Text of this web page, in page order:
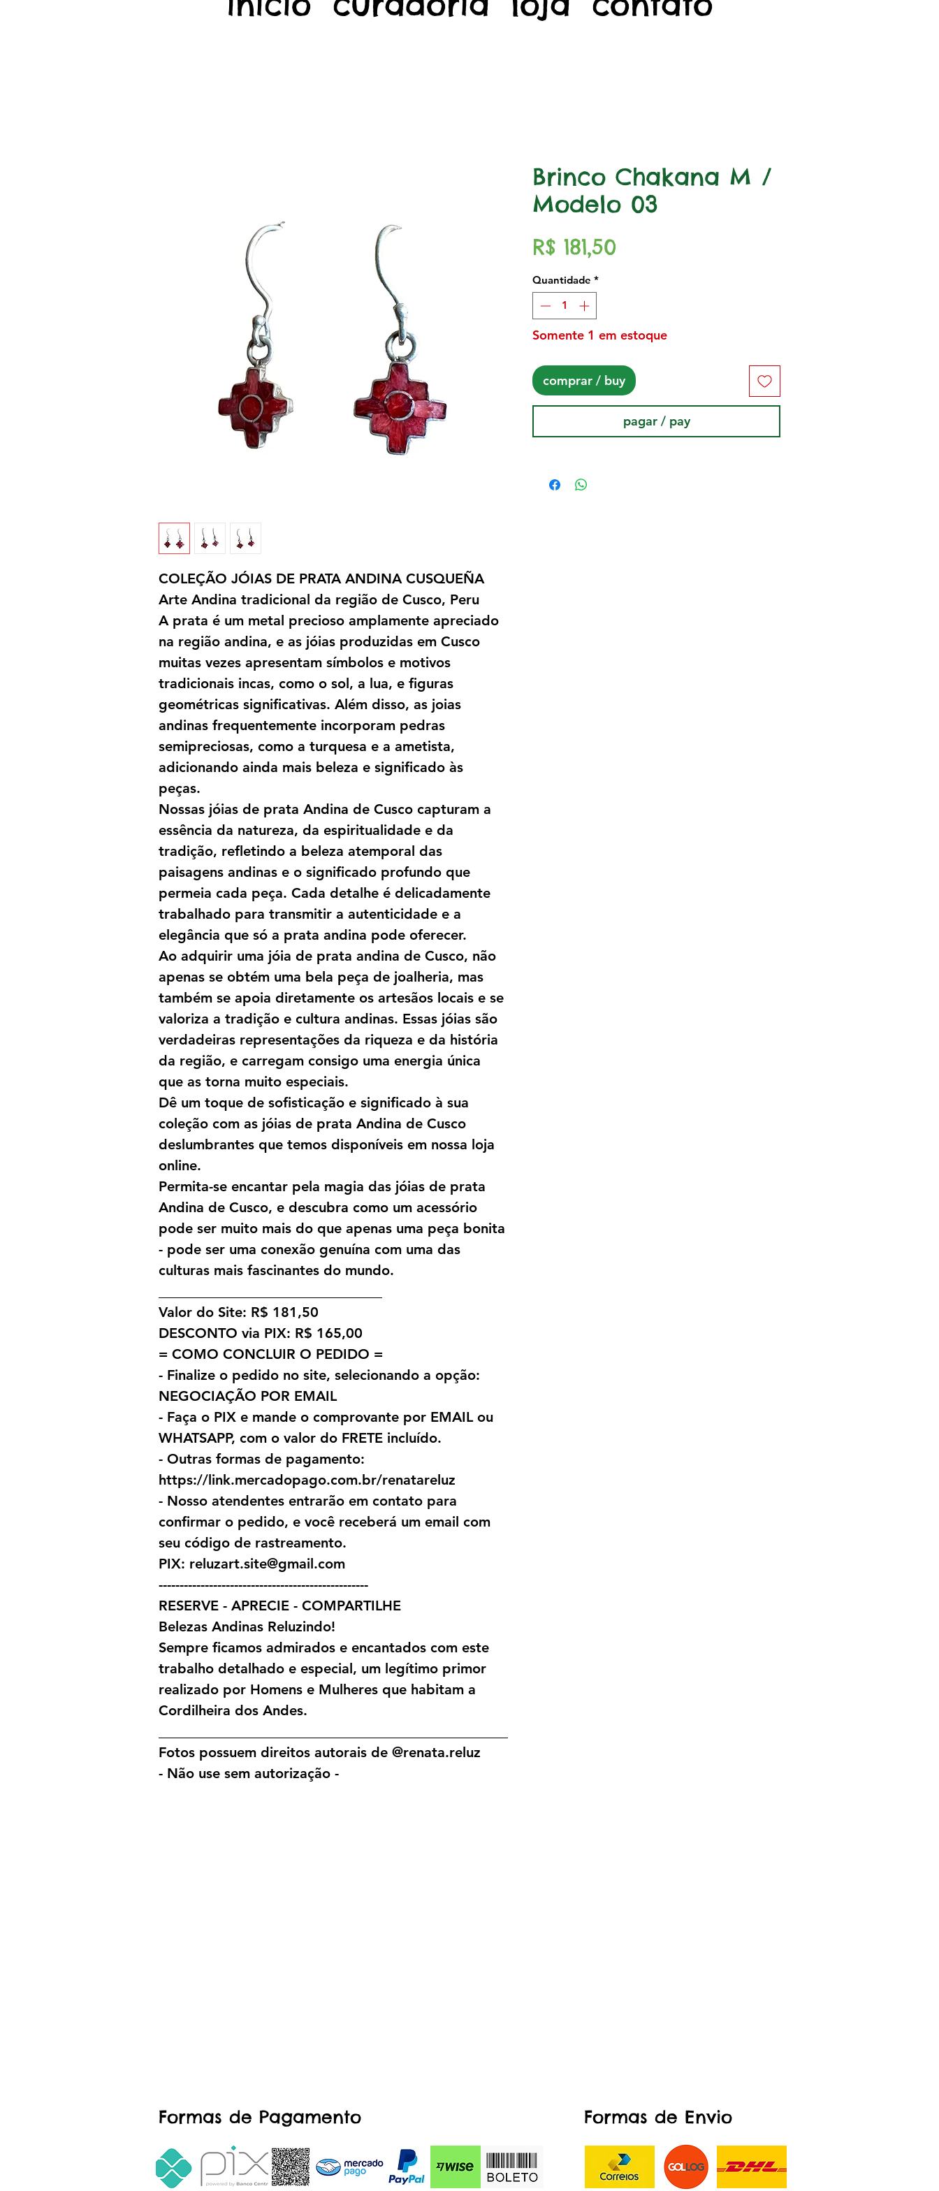
COLEÇÃO JÓIAS DE PRATA ANDINA CUSQUEÑA
Arte Andina tradicional da região de Cusco, Peru
A prata é um metal precioso amplamente apreciado
na região andina, e as jóias produzidas em Cusco
muitas vezes apresentam símbolos e motivos
tradicionais incas, como o sol, a lua, e figuras
geométricas significativas. Além disso, as joias
andinas frequentemente incorporam pedras
semipreciosas, como a turquesa e a ametista,
adicionando ainda mais beleza e significado às
peças.
Nossas jóias de prata Andina de Cusco capturam a
essência da natureza, da espiritualidade e da
tradição, refletindo a beleza atemporal das
paisagens andinas e o significado profundo que
permeia cada peça. Cada detalhe é delicadamente
trabalhado para transmitir a autenticidade e a
elegância que só a prata andina pode oferecer.
Ao adquirir uma jóia de prata andina de Cusco, não
apenas se obtém uma bela peça de joalheria, mas
também se apoia diretamente os artesãos locais e se
valoriza a tradição e cultura andinas. Essas jóias são
verdadeiras representações da riqueza e da história
da região, e carregam consigo uma energia única
que as torna muito especiais.
Dê um toque de sofisticação e significado à sua
coleção com as jóias de prata Andina de Cusco
deslumbrantes que temos disponíveis em nossa loja
online.
Permita-se encantar pela magia das jóias de prata
Andina de Cusco, e descubra como um acessório
pode ser muito mais do que apenas uma peça bonita
- pode ser uma conexão genuína com uma das
culturas mais fascinantes do mundo.
Valor do Site: R$ 181,50
DESCONTO via PIX: R$ 165,00
= COMO CONCLUIR O PEDIDO =
- Finalize o pedido no site, selecionando a opção:
NEGOCIAÇÃO POR EMAIL
- Faça o PIX e mande o comprovante por EMAIL ou
WHATSAPP, com o valor do FRETE incluído.
- Outras formas de pagamento:
https://link.mercadopago.com.br/renatareluz
- Nosso atendentes entrarão em contato para
confirmar o pedido, e você receberá um email com
seu código de rastreamento.
PIX: reluzart.site@gmail.com
--------------------------------------------------
RESERVE - APRECIE - COMPARTILHE
Belezas Andinas Reluzindo!
Sempre ficamos admirados e encantados com este
trabalho detalhado e especial, um legítimo primor
realizado por Homens e Mulheres que habitam a
Cordilheira dos Andes.
Fotos possuem direitos autorais de @renata.reluz
- Não use sem autorização -
Brinco Chakana M /
Modelo 03
R$ 181,50Preço
Quantidade *
Somente 1 em estoque
comprar / buy
pagar / pay
Formas de Pagamento Formas de Envio